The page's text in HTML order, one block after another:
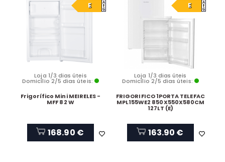
E
Loja 1/3 dias úteis
Domicílio 2/5 dias úteis:
Frigorífico Mini MEIRELES -
MFF 82 W
168.90 €
E
Loja 1/3 dias úteis
Domicílio 2/5 dias úteis:
FRIGORIFICO 1PORTA TELEFAC
MPL155WE2 850X550X580CM
127LT (E)
163.90 €